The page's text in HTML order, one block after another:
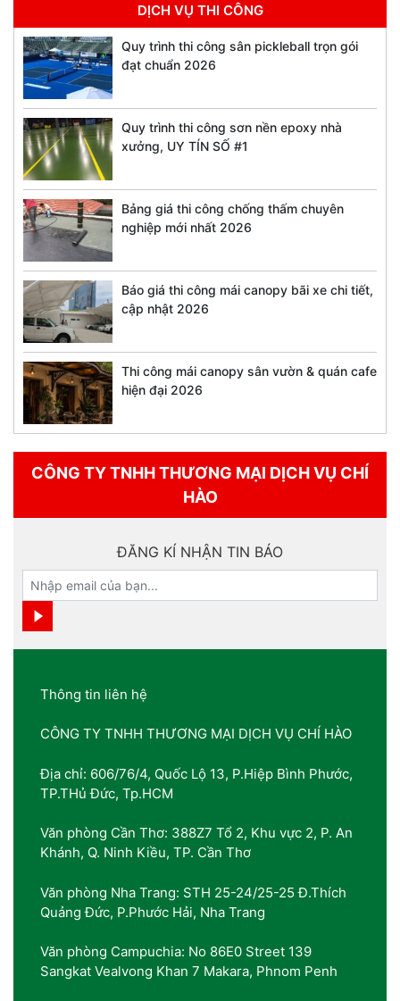
DỊCH VỤ THI CÔNG
Quy trình thi công sân pickleball trọn gói
đạt chuẩn 2026
Quy trình thi công sơn nền epoxy nhà
xưởng, UY TÍN SỐ #1
Bảng giá thi công chống thấm chuyên
nghiệp mới nhất 2026
Báo giá thi công mái canopy bãi xe chi tiết,
cập nhật 2026
Thi công mái canopy sân vườn & quán cafe
hiện đại 2026
CÔNG TY TNHH THƯƠNG MẠI DỊCH VỤ CHÍ
HÀO
ĐĂNG KÍ NHẬN TIN BÁO
Thông tin liên hệ
CÔNG TY TNHH THƯƠNG MẠI DỊCH VỤ CHÍ HÀO
Địa chỉ: 606/76/4, Quốc Lộ 13, P.Hiệp Bình Phước,
TP.THủ Đức, Tp.HCM
Văn phòng Cần Thơ: 388Z7 Tổ 2, Khu vực 2, P. An
Khánh, Q. Ninh Kiều, TP. Cần Thơ
Văn phòng Nha Trang: STH 25-24/25-25 Đ.Thích
Quảng Đức, P.Phước Hải, Nha Trang
Văn phòng Campuchia: No 86E0 Street 139
Sangkat Vealvong Khan 7 Makara, Phnom Penh